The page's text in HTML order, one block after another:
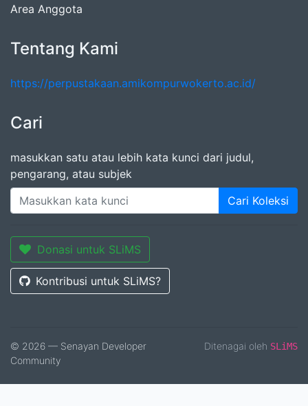
Area Anggota
Tentang Kami
https://perpustakaan.amikompurwokerto.ac.id/
Cari
masukkan satu atau lebih kata kunci dari judul,
pengarang, atau subjek
Cari Koleksi
Donasi untuk SLiMS
Kontribusi untuk SLiMS?
© 2026 — Senayan Developer
Community
Ditenagai oleh SLiMS